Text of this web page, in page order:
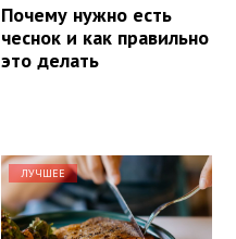
Почему нужно есть
чеснок и как правильно
это делать
ЛУЧШЕЕ